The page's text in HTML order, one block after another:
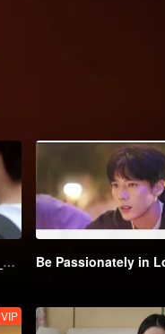
Be Passionately in Love_第02話
VIP